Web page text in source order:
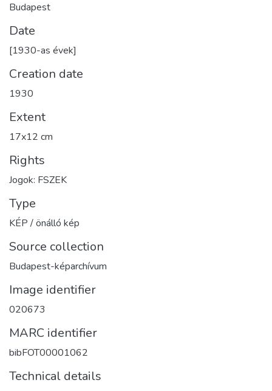
Budapest
Date
[1930-as évek]
Creation date
1930
Extent
17x12 cm
Rights
Jogok: FSZEK
Type
KÉP / önálló kép
Source collection
Budapest-képarchívum
Image identifier
020673
MARC identifier
bibFOT00001062
Technical details